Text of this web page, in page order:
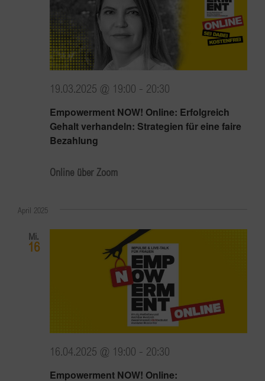
Empowerment NOW! Online: Erfolgreich
Gehalt verhandeln: Strategien für eine faire
Bezahlung
19.03.2025 @ 19:00 - 20:30
Online über Zoom
April 2025
Mi.
16
Empowerment NOW! Online:
16.04.2025 @ 19:00 - 20:30